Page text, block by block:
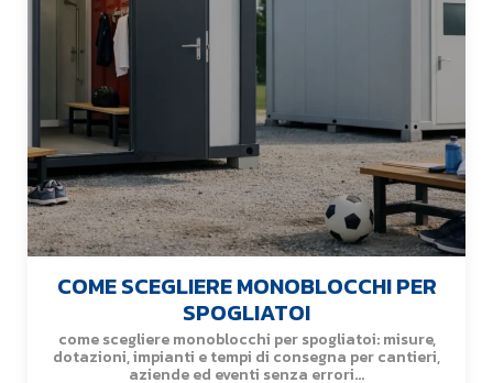
COME SCEGLIERE MONOBLOCCHI PER
SPOGLIATOI
come scegliere monoblocchi per spogliatoi: misure,
dotazioni, impianti e tempi di consegna per cantieri,
aziende ed eventi senza errori...